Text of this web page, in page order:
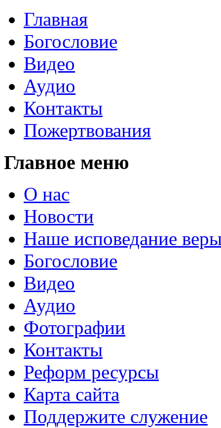
Главная
Богословие
Видео
Аудио
Контакты
Пожертвования
Главное меню
О нас
Новости
Наше исповедание
Богословие
Видео
Аудио
Фотографии
Контакты
Реформ ресурсы
Карта сайта
Поддержите служение